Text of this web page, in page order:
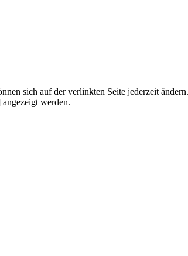
sich auf der verlinkten Seite jederzeit
werden.